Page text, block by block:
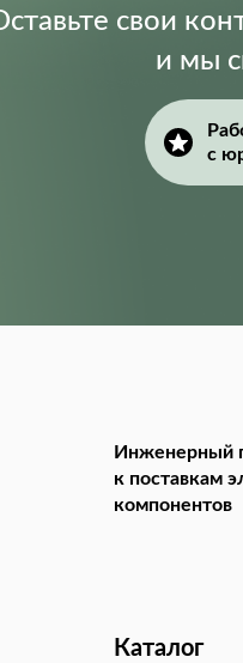
свои
и мы
с
Инженерный
к поставкам
компонентов
Каталог